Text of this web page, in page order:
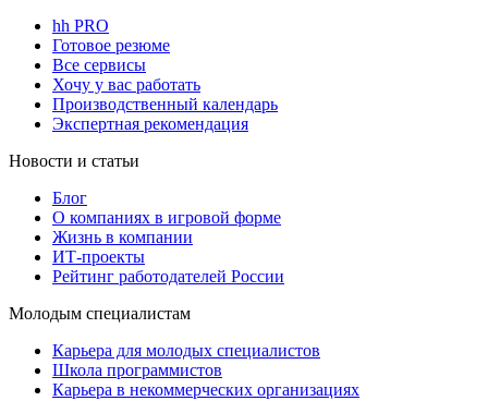
hh PRO
Готовое резюме
Все сервисы
Хочу у вас работать
Производственный календарь
Экспертная рекомендация
Новости и статьи
Блог
О компаниях в игровой форме
Жизнь в компании
ИТ-проекты
Рейтинг работодателей России
Молодым специалистам
Карьера для молодых специалистов
Школа программистов
Карьера в некоммерческих организациях